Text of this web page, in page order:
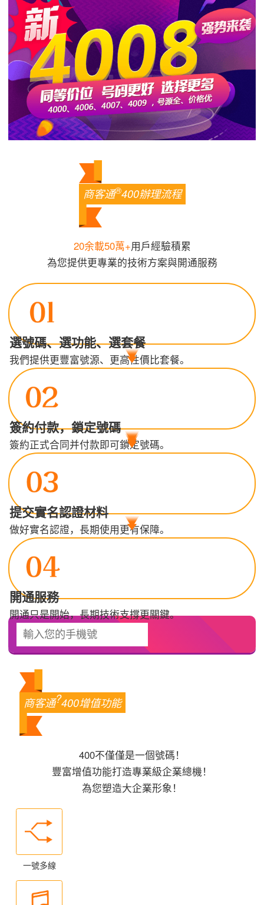
商客通®400辦理流程
20余載50萬+用戶經驗積累
為您提供更專業的技術方案與開通服務
選號碼、選功能、選套餐
我們提供更豐富號源、更高性價比套餐。
簽約付款，鎖定號碼
簽約正式合同并付款即可鎖定號碼。
提交實名認證材料
做好實名認證，長期使用更有保障。
開通服務
開通只是開始，長期技術支撐更關鍵。
商客通?400增值功能
400不僅僅是一個號碼！
豐富增值功能打造專業級企業總機！
為您塑造大企業形象！
一號多線